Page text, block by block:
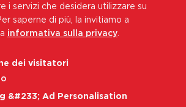
newsletter
i servizi che desidera utilizzare su
saperne di più, la invitiamo a
informativa sulla privacy
dei visitatori
&#233; Ad Personalisation